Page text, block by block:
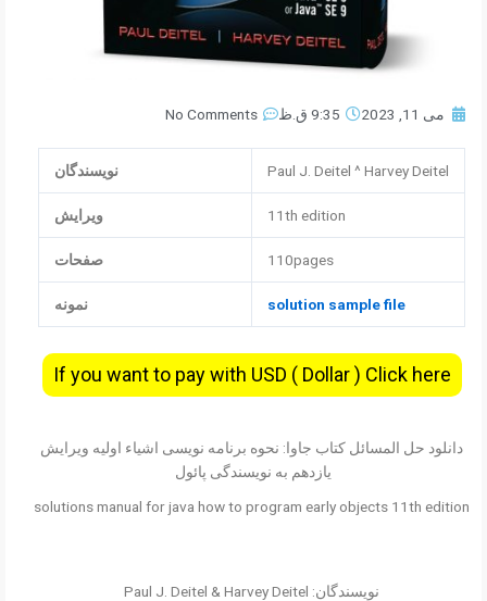
می 11, 2023 9:35 ق.ظ No Comments
Paul J. Deitel ^ Harvey Deitel نویسندگان
11th edition ویرایش
110pages صفحات
solution sample file نمونه
If you want to pay with USD ( Dollar ) Click here
دانلود حل المسائل کتاب جاوا: نحوه برنامه نویسی اشیاء اولیه ویرایش
یازدهم به نویسندگی پائول
solutions manual for java how to program early objects 11th edition
نویسندگان: Paul J. Deitel & Harvey Deitel